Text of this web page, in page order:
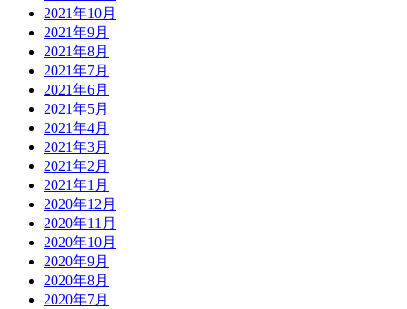
2021年10月
2021年9月
2021年8月
2021年7月
2021年6月
2021年5月
2021年4月
2021年3月
2021年2月
2021年1月
2020年12月
2020年11月
2020年10月
2020年9月
2020年8月
2020年7月